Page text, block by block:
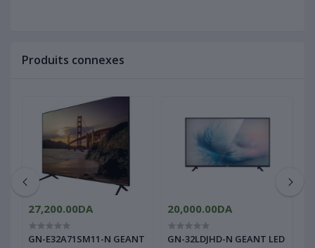
Produits connexes
27,200.00DA
GN-E32A71SM11-N GEANT
20,000.00DA
GN-32LDJHD-N GEANT LED